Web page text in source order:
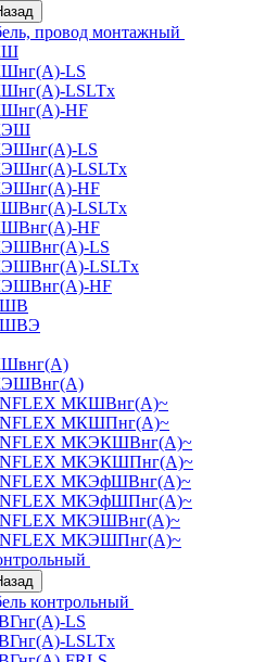
провод монтажный
LS
LSLTx
HF
LS
LSLTx
HF
LSLTx
HF
LS
LSLTx
HF
МКШВнг(А)~
МКШПнг(А)~
МКЭКШВнг(А)~
МКЭКШПнг(А)~
МКЭфШВнг(А)~
МКЭфШПнг(А)~
МКЭШВнг(А)~
МКЭШПнг(А)~
контрольный
LS
LSLTx